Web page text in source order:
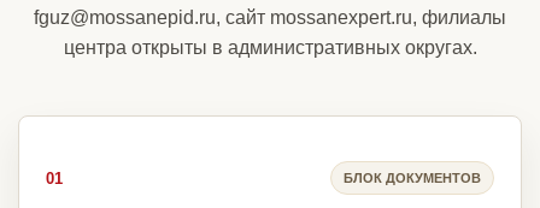
fguz@mossanepid.ru, сайт mossanexpert.ru, филиалы
центра открыты в административных округах.
01 БЛОК ДОКУМЕНТОВ